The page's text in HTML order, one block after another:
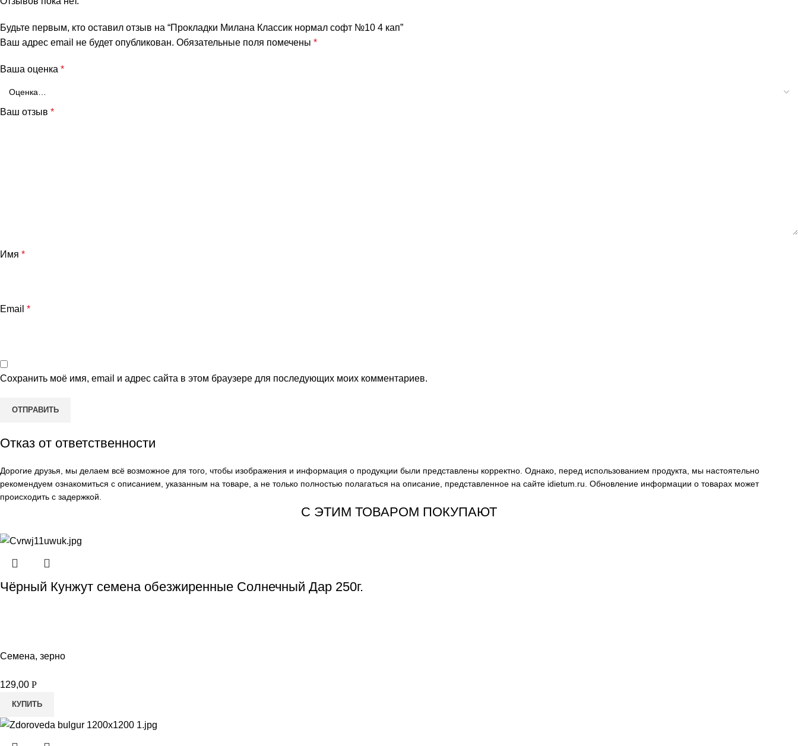
Будьте первым, кто оставил отзыв на “Прокладки Милана Классик нормал софт №10 4 кап”
Ваш адрес email не будет опубликован. Обязательные поля помечены *
Ваша оценка *
Ваш отзыв *
Имя *
Email *
Сохранить моё имя, email и адрес сайта в этом браузере для последующих моих комментариев.
Отказ от ответственности
Дорогие друзья, мы делаем всё возможное для того, чтобы изображения и информация о продукции были представлены корректно. Однако, перед использованием продукта, мы настоятельно
рекомендуем ознакомиться с описанием, указанным на товаре, а не только полностью полагаться на описание, представленное на сайте idietum.ru . Обновление информации о товарах может
происходить с задержкой.
С ЭТИМ ТОВАРОМ ПОКУПАЮТ
Чёрный Кунжут семена обезжиренные Солнечный Дар 250г.
Семена, зерно
129,00 Р
КУПИТЬ